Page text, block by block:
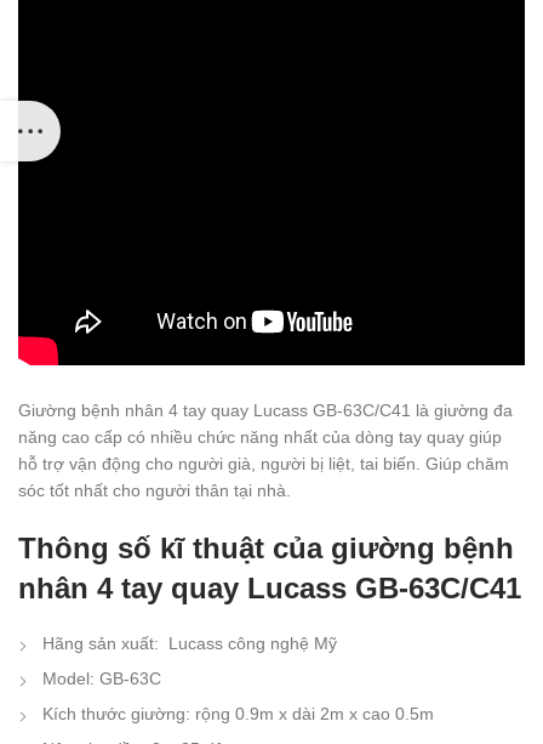
Giường bệnh nhân 4 tay quay Lucass GB-63C/C41 là giường đa
năng cao cấp có nhiều chức năng nhất của dòng tay quay giúp
hỗ trợ vận động cho người già, người bị liệt, tai biến. Giúp chăm
sóc tốt nhất cho người thân tại nhà.
Thông số kĩ thuật của giường bệnh
nhân 4 tay quay Lucass GB-63C/C41
Hãng sản xuất: Lucass công nghệ Mỹ
Model: GB-63C
Kích thước giường: rộng 0.9m x dài 2m x cao 0.5m